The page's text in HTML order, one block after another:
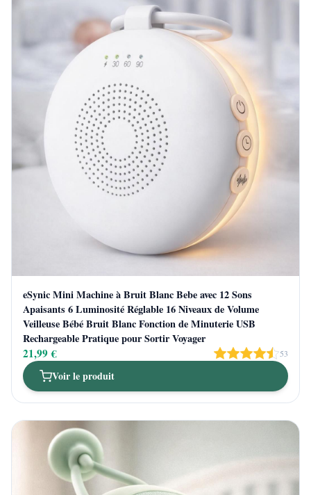
eSynic Mini Machine à Bruit Blanc Bebe avec 12 Sons
Apaisants 6 Luminosité Réglable 16 Niveaux de Volume
Veilleuse Bébé Bruit Blanc Fonction de Minuterie USB
Rechargeable Pratique pour Sortir Voyager
21,99 € 53
Voir le produit